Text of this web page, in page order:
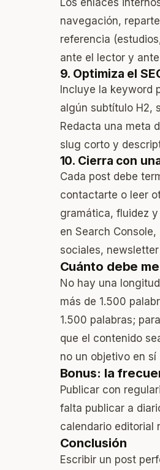
navegación,
referencia
ante el lector y
9. Optimiza el
Incluye la keyword
algún subtítulo H2,
Redacta una meta
slug corto y
10. Cierra con
Cada post debe
contactarte o leer
gramática, fluidez
en Search
sociales,
Cuánto debe
No hay una
más de 1.500
1.500 palabras;
que el contenido
no un objetivo en sí
Bonus: la
Publicar con
falta publicar a
calendario
Conclusión
Escribir un post